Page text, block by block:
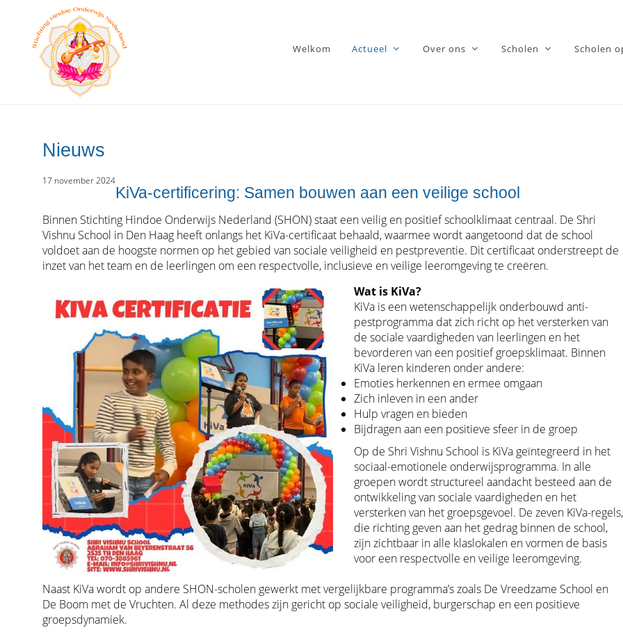
Welkom Actueel Over ons Scholen Scholen
Nieuws
17 november 2024
KiVa-certificering: Samen bouwen aan een veilige school
Binnen Stichting Hindoe Onderwijs Nederland (SHON) staat een veilig en positief schoolklimaat centraal. De Shri
Vishnu School in Den Haag heeft onlangs het KiVa-certificaat behaald, waarmee wordt aangetoond dat de school
voldoet aan de hoogste normen op het gebied van sociale veiligheid en pestpreventie. Dit certificaat onderstreept de
inzet van het team en de leerlingen om een respectvolle, inclusieve en veilige leeromgeving te creëren.
Wat is KiVa?
KiVa is een wetenschappelijk onderbouwd anti-
pestprogramma dat zich richt op het versterken van
de sociale vaardigheden van leerlingen en het
bevorderen van een positief groepsklimaat. Binnen
KiVa leren kinderen onder andere:
Emoties herkennen en ermee omgaan
Zich inleven in een ander
Hulp vragen en bieden
Bijdragen aan een positieve sfeer in de groep
Op de Shri Vishnu School is KiVa geïntegreerd in het
sociaal-emotionele onderwijsprogramma. In alle
groepen wordt structureel aandacht besteed aan de
ontwikkeling van sociale vaardigheden en het
versterken van het groepsgevoel. De zeven KiVa-regels,
die richting geven aan het gedrag binnen de school,
zijn zichtbaar in alle klaslokalen en vormen de basis
voor een respectvolle en veilige leeromgeving.
Naast KiVa wordt op andere SHON-scholen gewerkt met vergelijkbare programma’s zoals De Vreedzame School en
De Boom met de Vruchten. Al deze methodes zijn gericht op sociale veiligheid, burgerschap en een positieve
groepsdynamiek.